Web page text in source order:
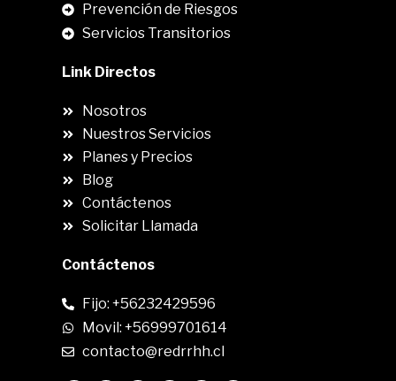
Prevención de Riesgos
Servicios Transitorios
Link Directos
Nosotros
Nuestros Servicios
Planes y Precios
Blog
Contáctenos
Solicitar Llamada
Contáctenos
Fijo: +56232429596
Movil: +56999701614
contacto@redrrhh.cl